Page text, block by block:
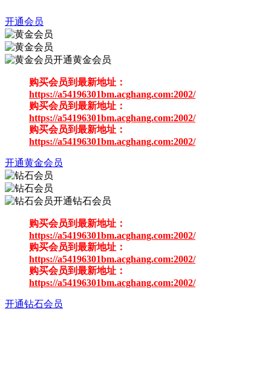
开通会员
开通黄金会员
购买会员到最新地址：
https://a54196301bm.acghang.com:2002/
购买会员到最新地址：
https://a54196301bm.acghang.com:2002/
购买会员到最新地址：
https://a54196301bm.acghang.com:2002/
开通黄金会员
开通钻石会员
购买会员到最新地址：
https://a54196301bm.acghang.com:2002/
购买会员到最新地址：
https://a54196301bm.acghang.com:2002/
购买会员到最新地址：
https://a54196301bm.acghang.com:2002/
开通钻石会员